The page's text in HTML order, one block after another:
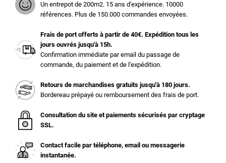
Un entrepot de 200m2. 15 ans d'expérience. 10000
références. Plus de 150.000 commandes envoyées.
Frais de port offerts à partir de 40€. Expédition tous les
jours ouvrés jusqu'à 15h.
Confirmation immédiate par email du passage de
commande, du paiement et de l'expédition.
Retours de marchandises gratuits jusqu'à 180 jours.
Bordereau prépayé ou remboursement des frais de port.
Consultation du site et paiements sécurisés par cryptage
SSL.
Contact facile par téléphone, email ou messagerie
instantanée.